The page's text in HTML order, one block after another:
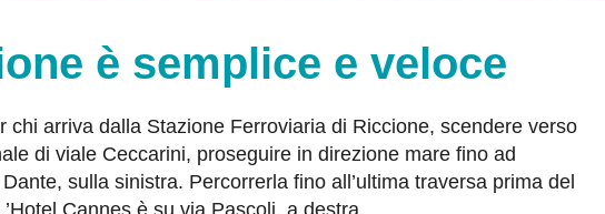
è semplice e veloce
chi arriva dalla Stazione Ferroviaria di Riccione, scendere verso
di viale Ceccarini, proseguire in direzione mare fino ad
sulla sinistra. Percorrerla fino all’ultima traversa prima del